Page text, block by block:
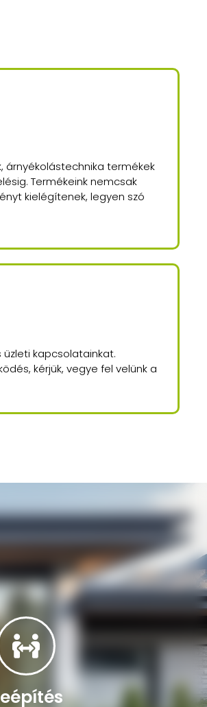
árnyékolástechnika termékek
Termékeink nemcsak
kielégítenek, legyen szó
kapcsolatainkat.
kérjük, vegye fel velünk a